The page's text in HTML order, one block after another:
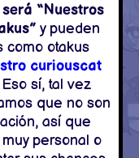
“Nuestros
y pueden
como otakus
curiouscat
sí, tal vez
que no son
así que
personal o